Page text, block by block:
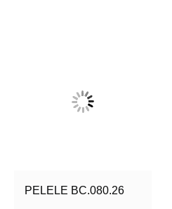
PELELE BC.080.26